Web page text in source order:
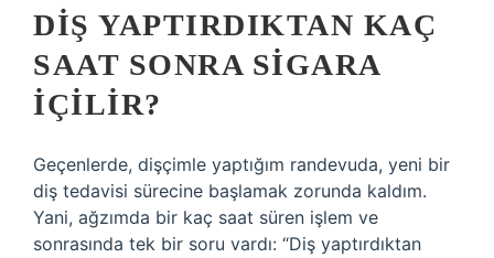
DIŞ YAPTIRDIKTAN KAÇ
SAAT SONRA SIGARA
İÇILIR?
Geçenlerde, dişçimle yaptığım randevuda, yeni bir
diş tedavisi sürecine başlamak zorunda kaldım.
Yani, ağzımda bir kaç saat süren işlem ve
sonrasında tek bir soru vardı: “Diş yaptırdıktan